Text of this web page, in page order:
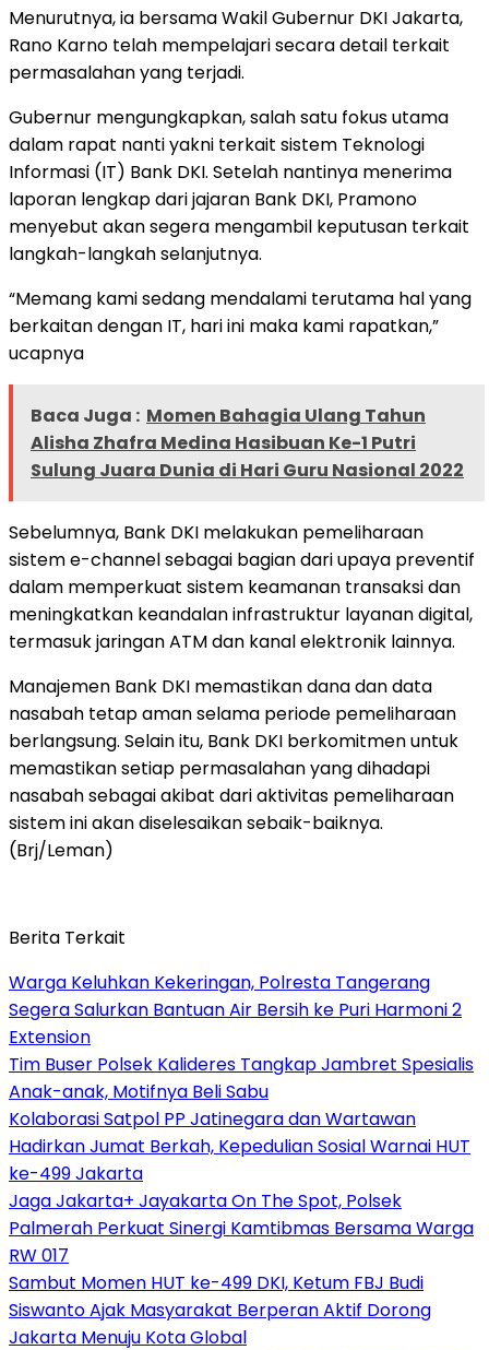
Menurutnya, ia bersama Wakil Gubernur DKI Jakarta,
Rano Karno telah mempelajari secara detail terkait
permasalahan yang terjadi.
Gubernur mengungkapkan, salah satu fokus utama
dalam rapat nanti yakni terkait sistem Teknologi
Informasi (IT) Bank DKI. Setelah nantinya menerima
laporan lengkap dari jajaran Bank DKI, Pramono
menyebut akan segera mengambil keputusan terkait
langkah-langkah selanjutnya.
“Memang kami sedang mendalami terutama hal yang
berkaitan dengan IT, hari ini maka kami rapatkan,”
ucapnya
Baca Juga : Momen Bahagia Ulang Tahun
Alisha Zhafra Medina Hasibuan Ke-1 Putri
Sulung Juara Dunia di Hari Guru Nasional 2022
Sebelumnya, Bank DKI melakukan pemeliharaan
sistem e-channel sebagai bagian dari upaya preventif
dalam memperkuat sistem keamanan transaksi dan
meningkatkan keandalan infrastruktur layanan digital,
termasuk jaringan ATM dan kanal elektronik lainnya.
Manajemen Bank DKI memastikan dana dan data
nasabah tetap aman selama periode pemeliharaan
berlangsung. Selain itu, Bank DKI berkomitmen untuk
memastikan setiap permasalahan yang dihadapi
nasabah sebagai akibat dari aktivitas pemeliharaan
sistem ini akan diselesaikan sebaik-baiknya.
(Brj/Leman)
Berita Terkait
Warga Keluhkan Kekeringan, Polresta Tangerang
Segera Salurkan Bantuan Air Bersih ke Puri Harmoni 2
Extension
Tim Buser Polsek Kalideres Tangkap Jambret Spesialis
Anak-anak, Motifnya Beli Sabu
Kolaborasi Satpol PP Jatinegara dan Wartawan
Hadirkan Jumat Berkah, Kepedulian Sosial Warnai HUT
ke-499 Jakarta
Jaga Jakarta+ Jayakarta On The Spot, Polsek
Palmerah Perkuat Sinergi Kamtibmas Bersama Warga
RW 017
Sambut Momen HUT ke-499 DKI, Ketum FBJ Budi
Siswanto Ajak Masyarakat Berperan Aktif Dorong
Jakarta Menuju Kota Global